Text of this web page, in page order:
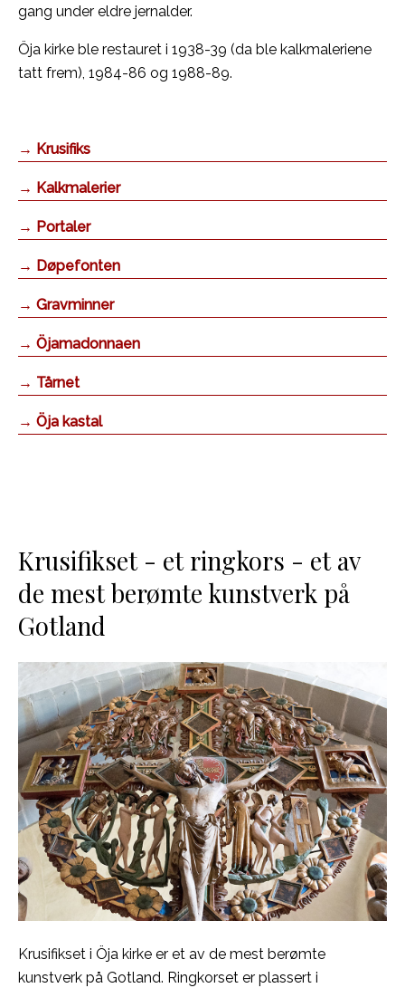
gang under eldre jernalder.
Öja kirke ble restauret i 1938-39 (da ble kalkmaleriene
tatt frem), 1984-86 og 1988-89.
→ Krusifiks
→ Kalkmalerier
→ Portaler
→ Døpefonten
→ Gravminner
→ Öjamadonnaen
→ Tårnet
→ Öja kastal
Krusifikset - et ringkors - et av
de mest berømte kunstverk på
Gotland
Krusifikset i Öja kirke er et av de mest berømte
kunstverk på Gotland. Ringkorset er plassert i